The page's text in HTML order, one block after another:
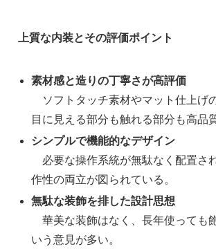
上質な内装とその評価ポイント
素材感と造りの丁寧さが高評価
ソフトタッチ素材やマット仕上げ
目に見える部分も触れる部分も高品
シンプルで機能的なデザイン
必要な操作系統が無駄なく配置さ
作性の両立が図られている。
無駄な装飾を排した設計思想
華美な装飾はなく、長年使っても
いう意見が多い。